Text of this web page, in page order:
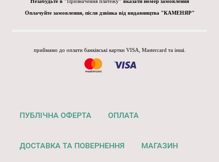
Незабудьте в "Призначення платежу" вказати номер замовлення
Оплачуйте замовлення, після дзвінка від видавництва "КАМЕНЯР"
приймамо до оплати банківські картки VISA, Mastercard та інші.
ПУБЛІЧНА ОФЕРТА ОПЛАТА
ДОСТАВКА ТА ПОВЕРНЕННЯ МАГАЗИН